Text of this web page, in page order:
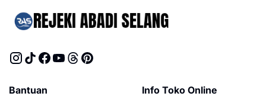
Bantuan Info Toko Online